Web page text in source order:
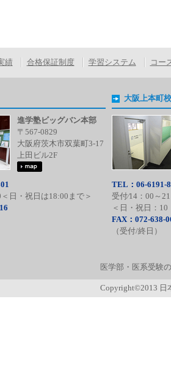
績 合格保証制度 学習システム コー
進学塾ビッグバン本部
〒567-0829
大阪府茨木市双葉町3-17
上田ビル2F
日・祝日は18:00まで＞
大阪上本町校
TEL：06-6191-
受付⁄14：00～
＜日・祝日：
FAX：072-638-
（受付/終日）
医学部・医系受験
Copyright©2013 日